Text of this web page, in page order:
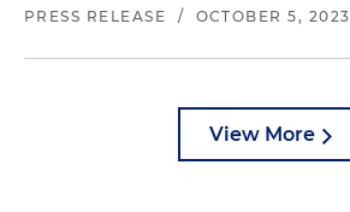
PRESS RELEASE / OCTOBER 5, 2023
View More